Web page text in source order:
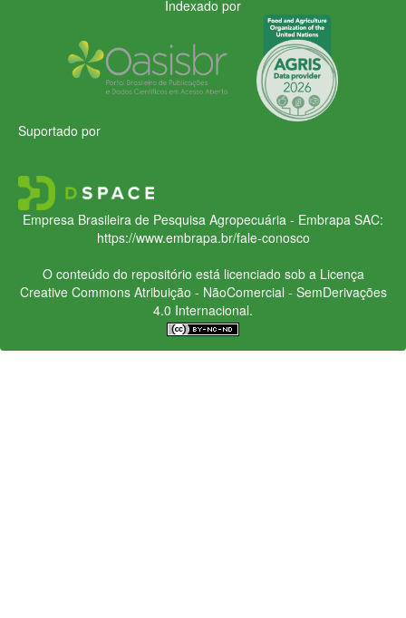
Indexado por
Suportado por
Empresa Brasileira de Pesquisa Agropecuária - Embrapa SAC:
https://www.embrapa.br/fale-conosco
O conteúdo do repositório está licenciado sob a Licença
Creative CommonsAtribuição - NãoComercial - SemDerivações
4.0 Internacional.